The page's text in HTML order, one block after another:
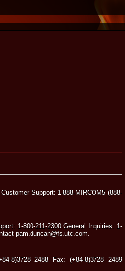
Support: 1-888-MIRCOM5 (888-
1-800-211-2300 General Inquiries: 1-
pam.duncan@fs.utc.com.
2488 Fax: (+84-8)3728 2489